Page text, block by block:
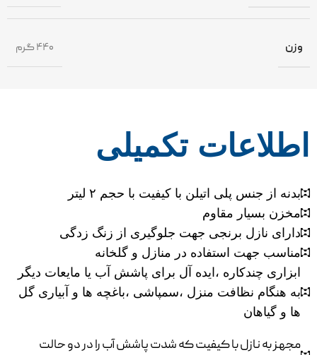
وزن ۴۴۰ گرم
اطلاعات تکمیلی
بدنه از جنس پلی اتیلن با کیفیت با حجم ۲ لیتر
مخزن بسیار مقاوم
دارای نازل برنجی جهت جلوگیری از زنگ زدگی
مناسب جهت استفاده در منازل و گلخانه
ابزاری چندکاره ،ایده آل برای پاشش آب یا مایعات دیگر
به هنگام نظافت منزل ،سمپاشی ،باغچه ها و آبیاری گل
ها و گیاهان
مجهز به نازل با کیفیت که شدت پاشش آب را در دو حالت